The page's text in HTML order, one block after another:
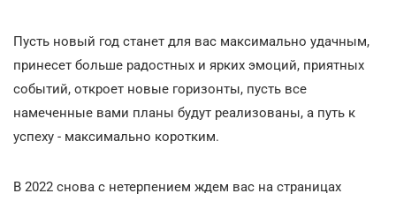
Пусть новый год станет для вас максимально удачным,
принесет больше радостных и ярких эмоций, приятных
событий, откроет новые горизонты, пусть все
намеченные вами планы будут реализованы, а путь к
успеху - максимально коротким.
В 2022 снова с нетерпением ждем вас на страницах